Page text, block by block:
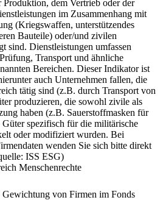
Produktion, dem Vertrieb oder der
im Zusammenhang mit
(Kriegswaffen, unterstützendes
Bauteile) oder/und zivilen
sind. Dienstleistungen umfassen
Transport und ähnliche
Bereichen. Dieser Indikator ist
auch Unternehmen fallen, die
tätig sind (z.B. durch Transport von
produzieren, die sowohl zivile als
haben (z.B. Sauerstoffmasken für
Güter spezifisch für die militärische
oder modifiziert wurden. Bei
wenden Sie sich bitte direkt
ISS ESG)
Menschenrechte
von Firmen im Fonds